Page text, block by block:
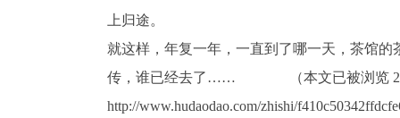
上归途。
就这样，年复一年，一直到了哪一天，茶馆
传，谁已经去了…… （本文已被浏览
http://www.hudaodao.com/zhishi/